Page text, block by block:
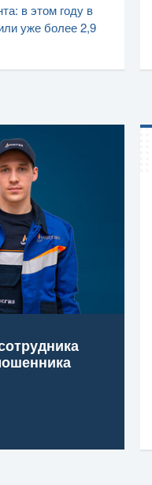
в этом году в
уже более 2,9